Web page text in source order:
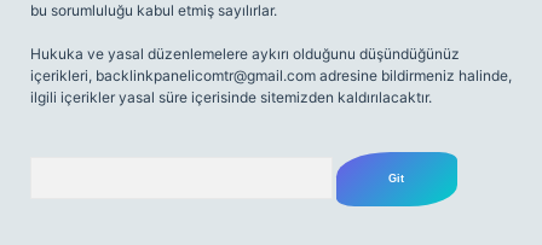
bu sorumluluğu kabul etmiş sayılırlar.
Hukuka ve yasal düzenlemelere aykırı olduğunu düşündüğünüz
içerikleri, backlinkpanelicomtr@gmail.com adresine bildirmeniz halinde,
ilgili içerikler yasal süre içerisinde sitemizden kaldırılacaktır.